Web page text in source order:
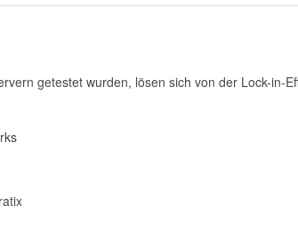
getestet wurden, lösen sich von der Lock-in-